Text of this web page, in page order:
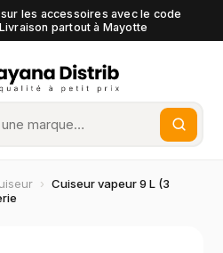
les accessoires avec le code
Livraison partout à Mayotte
› Cuiseur vapeur 9 L (3